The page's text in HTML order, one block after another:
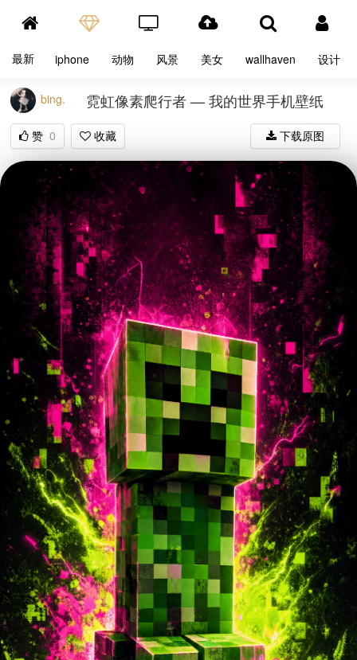
最新 iphone 动物 风景 美女 wallhaven 设计
bing. 霓虹像素爬行者 — 我的世界手机壁纸
赞 0 收藏 下载原图